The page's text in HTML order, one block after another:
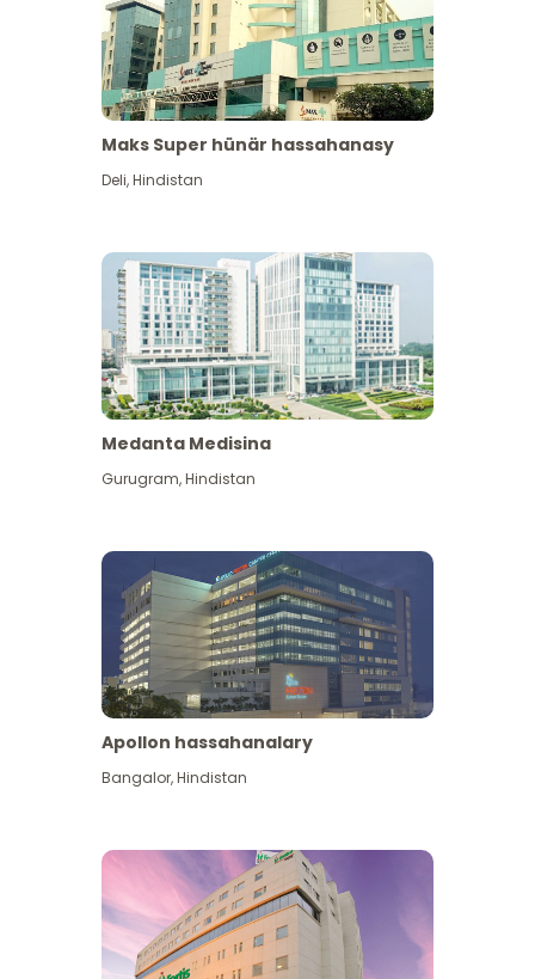
Has giňişleýin gör
Maks Super hünär hassahanasy
Deli,Hindistan
Medanta Medisina
Gurugram,Hindistan
Apollon hassahanalary
Bangalor,Hindistan